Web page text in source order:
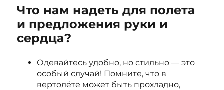
Что нам надеть для полета
и предложения руки и
сердца?
Одевайтесь удобно, но стильно — это
особый случай! Помните, что в
вертолёте может быть прохладно,